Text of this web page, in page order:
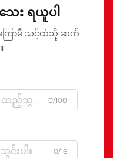
း ရယူပါ
ြာမီ သင့်ထံသို့ ဆက်
0/100
0/16